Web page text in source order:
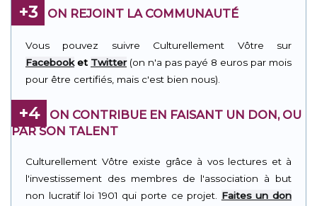
+3 ON REJOINT LA COMMUNAUTÉ
Vous pouvez suivre Culturellement Vôtre sur
Facebooket Twitter(on n'a pas payé 8 euros par mois
pour être certifiés, mais c'est bien nous).
+4
ON CONTRIBUE EN FAISANT UN DON, OU
PAR SON TALENT
Culturellement Vôtre existe grâce à vos lectures et à
l'investissement des membres de l'association à but
non lucratif loi 1901 qui porte ce projet. Faites un don